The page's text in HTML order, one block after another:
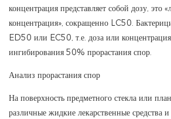
концентрация представляет собой дозу, это
концентрация», сокращенно LC50.
ED50 или EC50, т.е. доза или
ингибирования 50% прорастания спор.
Анализ прорастания спор
На поверхность предметного стекла или
различные жидкие лекарственные средства